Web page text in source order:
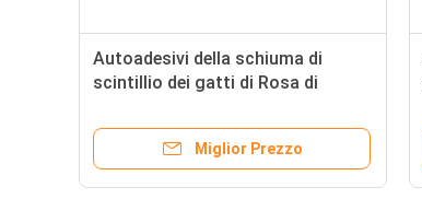
Autoadesivi della schiuma di
scintillio dei gatti di Rosa di
giapponese di Dimond
Miglior Prezzo